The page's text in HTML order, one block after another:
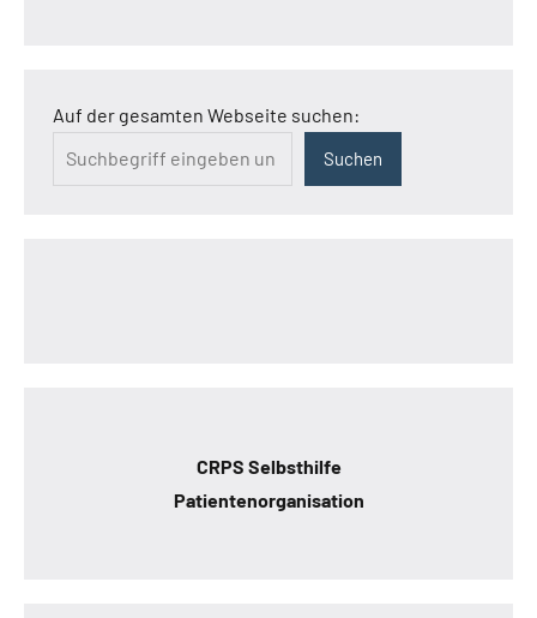
Auf der gesamten Webseite suchen:
Suchen
CRPS Selbsthilfe
Patientenorganisation